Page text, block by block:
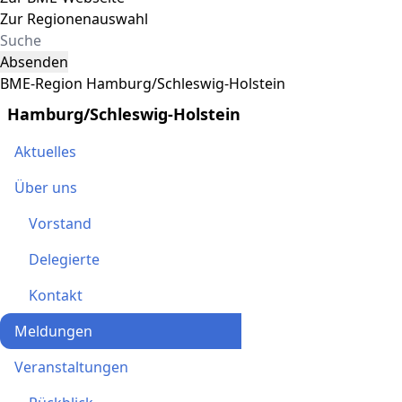
Zur Regionenauswahl
Absenden
BME-Region Hamburg/Schleswig-Holstein
Hamburg/Schleswig-Holstein
Aktuelles
Über uns
Vorstand
Delegierte
Kontakt
Meldungen
Veranstaltungen